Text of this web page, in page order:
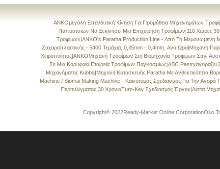
ANKOμεγάλη Επενδυτική Κίνηση Για Προμήθεια Μηχανημάτων
Παπουτσιών Να Ξεκινήσει Μια Επιχείρηση Τροφίμων|110 Χώρες
Τροφίμων|ANKO's Paratha Production Line - Από Τη Μεμονωμένη
Ζαχαροπλαστικής - 5400 Τεμάχια, 0,35mm - 0,4mm, Ανά Ώρα|Μηχανή
Χειροποίητος|ANKOΜηχανή Τροφίμων Στη Βιομηχανία Τροφίμων Στην
Σε Μια Κορυφαία Εταιρεία Τροφίμων Παγκοσμίως|ABC Pastryαγοράζει
Μηχανήματος Kubba|Μηχανή Κατασκευής Paratha Με Ανθεκτικότητα
Machine / Siomai Making Machine - Καινοτόμος Σχεδιασμός Για Την Αγορά
Περιτυλίγματος|30 ΧρόνιαTurn-Key Σχεδιασμός Έργου|Λίστα
Copyright© 2022Ready-Market Online CorporationΟλα Τα